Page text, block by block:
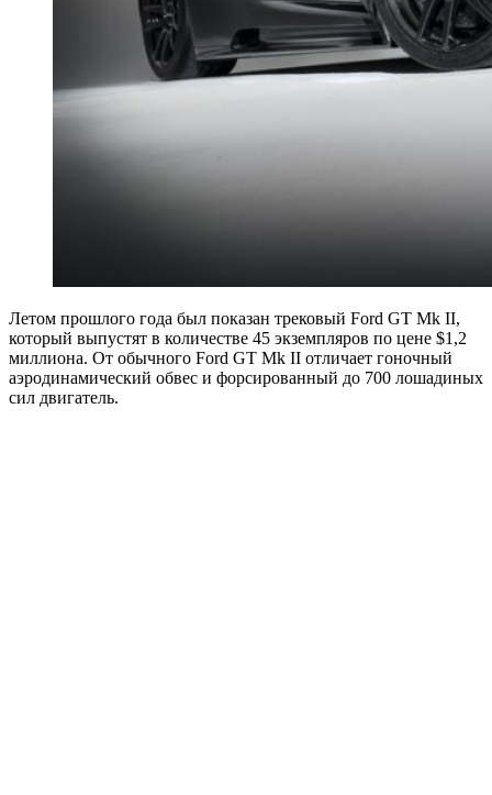
Летом прошлого года был показан трековый Ford GT Mk II,
который выпустят в количестве 45 экземпляров по цене $1,2
миллиона. От обычного Ford GT Mk II отличает гоночный
аэродинамический обвес и форсированный до 700 лошадиных
сил двигатель.